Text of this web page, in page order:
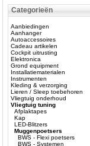
Categorieën
Aanbiedingen
Aanhanger
Autoaccessoires
Cadeau artikelen
Cockpit uitrusting
Elektronica
Grond equipment
Installatiematerialen
Instrumenten
Kleding & verzorging
Lieren / Sleep toebehoren
Vliegtuig onderhoud
Vliegtuig tuning
Afplaktapes
Kap
LED-Blitzers
Muggenpoetsers
BWS - Flexi poetsers
BWS - Systemen